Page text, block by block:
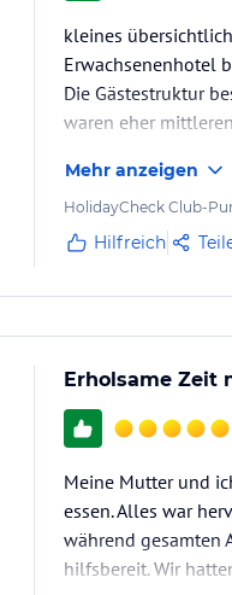
kleines
Erwachsenenhotel
Die Gästestruktur
waren eher
Mehr anzeigen
HolidayCheck Club-
Hilfreich
Erholsame Zeit
Meine Mutter und
essen. Alles war
während gesamten
hilfsbereit. Wir